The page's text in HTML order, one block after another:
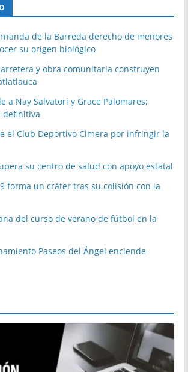
de la Barreda derecho de menores
su origen biológico
y obra comunitaria construyen
a Nay Salvatori y Grace Palomares;
definitiva
el Club Deportivo Cimera por infringir la
su centro de salud con apoyo estatal
forma un cráter tras su colisión con la
del curso de verano de fútbol en la
Paseos del Ángel enciende